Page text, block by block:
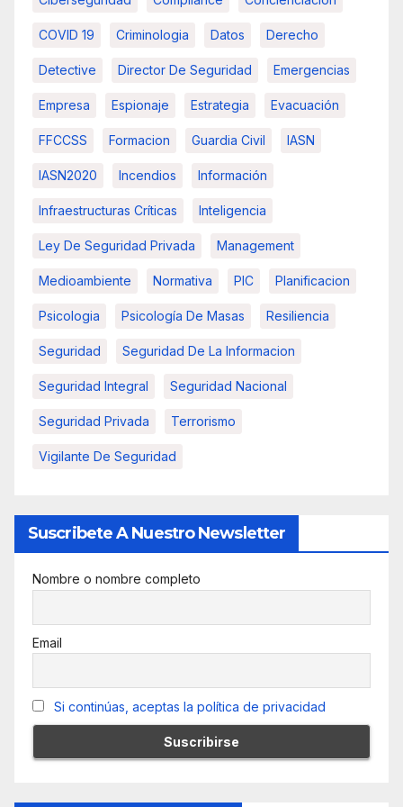
COVID 19 Criminologia Datos Derecho
Detective Director De Seguridad Emergencias
Empresa Espionaje Estrategia Evacuación
FFCCSS Formacion Guardia Civil IASN
IASN2020 Incendios Información
Infraestructuras Críticas Inteligencia
Ley De Seguridad Privada Management
Medioambiente Normativa PIC Planificacion
Psicologia Psicología De Masas Resiliencia
Seguridad Seguridad De La Informacion
Seguridad Integral Seguridad Nacional
Seguridad Privada Terrorismo
Vigilante De Seguridad
Suscribete A Nuestro Newsletter
Nombre o nombre completo
Email
Si continúas, aceptas la política de privacidad